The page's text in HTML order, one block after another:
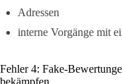
Adressen
interne Vorgänge mit
Fehler 4: Fake-